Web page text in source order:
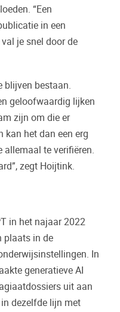
“Een
in een
je snel door de
blijven bestaan.
geloofwaardig lijken
zijn om die er
kan het dan een erg
allemaal te verifiëren.
zegt Hoijtink.
in het najaar 2022
plaats in de
In
generatieve AI
uit aan
dezelfde lijn met